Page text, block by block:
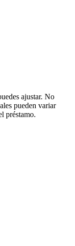
ajustar. No
pueden variar
préstamo.